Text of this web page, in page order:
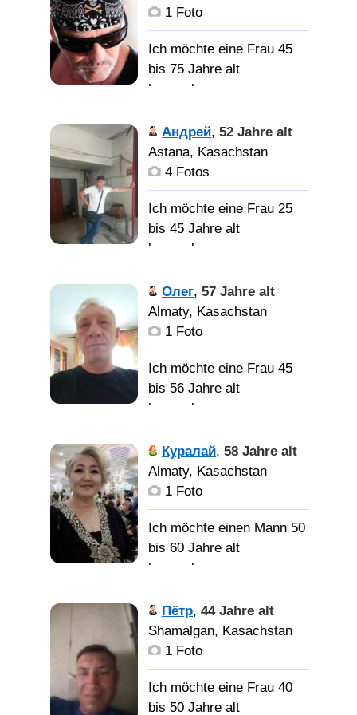
Я всегда за стол
переговоров и обо всем
можно договариваться с
обоих. Голова у меня не
болит)))
снохой внуком внучкой
Порядочного, делового,
заботливого мужчину
1 Foto
Ich möchte eine Frau 45
bis 75 Jahre alt
kennenlernen
Верный,
нежный, сексуальный,
спортивный,
весёлый, не дурак.
сексуальную,
оптимистку, уважающую
мужчин, любящую
следящую за собой, не
забывающую про
спортзал, ведущую
без вредных привычек.
Андрей, 52 Jahre alt
Astana, Kasachstan
4 Fotos
Ich möchte eine Frau 25
bis 45 Jahre alt
kennenlernen
Работаю
автоэлектрик делаю
машины хочу встретить
найти женщину для
Олег, 57 Jahre alt
Almaty, Kasachstan
1 Foto
Ich möchte eine Frau 45
bis 56 Jahre alt
kennenlernen
Характер
спокойный,
уравновешенный, с
Хорошую женщину для
Куралай, 58 Jahre alt
Almaty, Kasachstan
1 Foto
Ich möchte einen Mann 50
bis 60 Jahre alt
kennenlernen
Позитивная,
энергичная, любящая
жизнь и людей.
всем.
Пётр, 44 Jahre alt
Shamalgan, Kasachstan
1 Foto
Ich möchte eine Frau 40
bis 50 Jahre alt